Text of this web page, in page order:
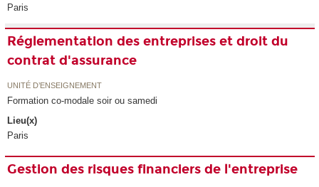
Paris
Réglementation des entreprises et droit du
contrat d'assurance
UNITÉ D’ENSEIGNEMENT
Formation co-modale soir ou samedi
Lieu(x)
Paris
Gestion des risques financiers de l'entreprise